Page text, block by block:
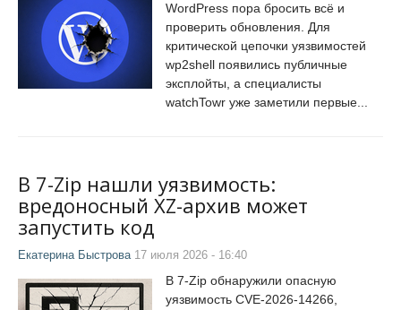
WordPress пора бросить всё и
проверить обновления. Для
критической цепочки уязвимостей
wp2shell появились публичные
эксплойты, а специалисты
watchTowr уже заметили первые...
В 7-Zip нашли уязвимость:
вредоносный XZ-архив может
запустить код
Екатерина Быстрова17 июля 2026 - 16:40
В 7-Zip обнаружили опасную
уязвимость CVE-2026-14266,